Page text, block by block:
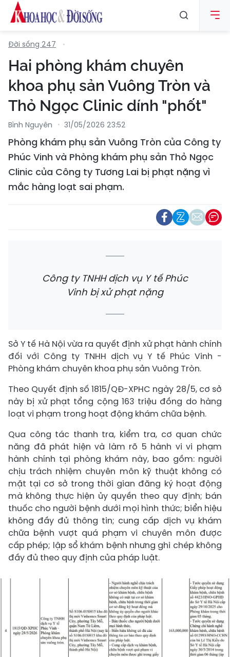
Đời sống 247
Hai phòng khám chuyên
khoa phụ sản Vuông Tròn và
Thỏ Ngọc Clinic dính "phốt"
Bình Nguyên 31/05/2026 23:52
Phòng khám phụ sản Vuông Tròn của Công ty
Phúc Vinh và Phòng khám phụ sản Thỏ Ngọc
Clinic của Công ty Tương Lai bị phạt nặng vì
mắc hàng loạt sai phạm.
Công ty TNHH dịch vụ Y tế Phúc
Vinh bị xử phạt nặng
Sở Y tế Hà Nội vừa ra quyết định xử phạt hành chính
đối với Công ty TNHH dịch vụ Y tế Phúc Vinh -
Phòng khám chuyên khoa phụ sản Vuông Tròn.
Theo Quyết định số 1815/QĐ-XPHC ngày 28/5, cơ sở
này bị xử phạt tổng cộng 163 triệu đồng do hàng
loạt vi phạm trong hoạt động khám chữa bệnh.
Qua công tác thanh tra, kiểm tra, cơ quan chức
năng đã phát hiện và làm rõ 5 hành vi vi phạm
hành chính tại phòng khám này, bao gồm: người
chịu trách nhiệm chuyên môn kỹ thuật không có
mặt tại cơ sở trong thời gian đăng ký hoạt động
mà không thực hiện ủy quyền theo quy định; bán
thuốc cho người bệnh dưới mọi hình thức; biển hiệu
không đầy đủ thông tin; cung cấp dịch vụ khám
chữa bệnh vượt quá phạm vi chuyên môn được
cấp phép; lập sổ khám bệnh nhưng ghi chép không
đầy đủ theo quy định của pháp luật.